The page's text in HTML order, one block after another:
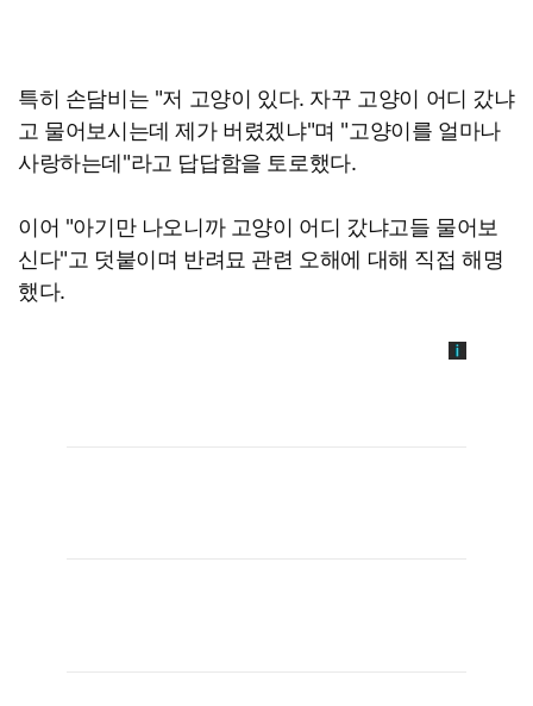
특히 손담비는 "저 고양이 있다. 자꾸 고양이 어디 갔냐
고 물어보시는데 제가 버렸겠냐"며 "고양이를 얼마나
사랑하는데"라고 답답함을 토로했다.
이어 "아기만 나오니까 고양이 어디 갔냐고들 물어보
신다"고 덧붙이며 반려묘 관련 오해에 대해 직접 해명
했다.